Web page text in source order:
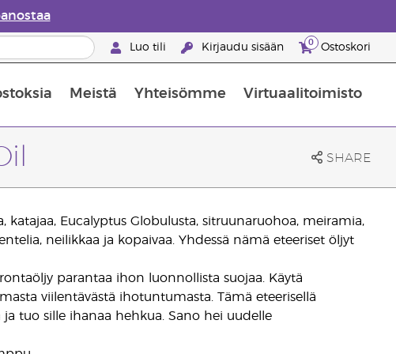
Luo tili Kirjaudu sisään 0 Ostoskori
Meistä Yhteisömme Virtuaalitoimisto
SHARE
katajaa, Eucalyptus Globulusta, sitruunaruohoa, meiramia,
neilikkaa ja kopaivaa. Yhdessä nämä eteeriset öljyt
parantaa ihon luonnollista suojaa. Käytä
viilentävästä ihotuntumasta. Tämä eteerisellä
tuo sille ihanaa hehkua. Sano hei uudelle